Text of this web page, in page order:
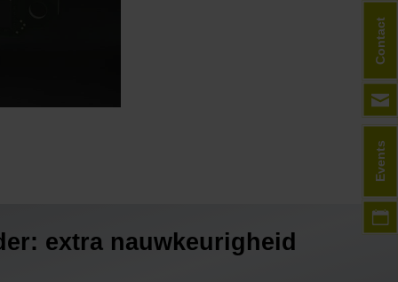
extra nauwkeurigheid
Events
Contact